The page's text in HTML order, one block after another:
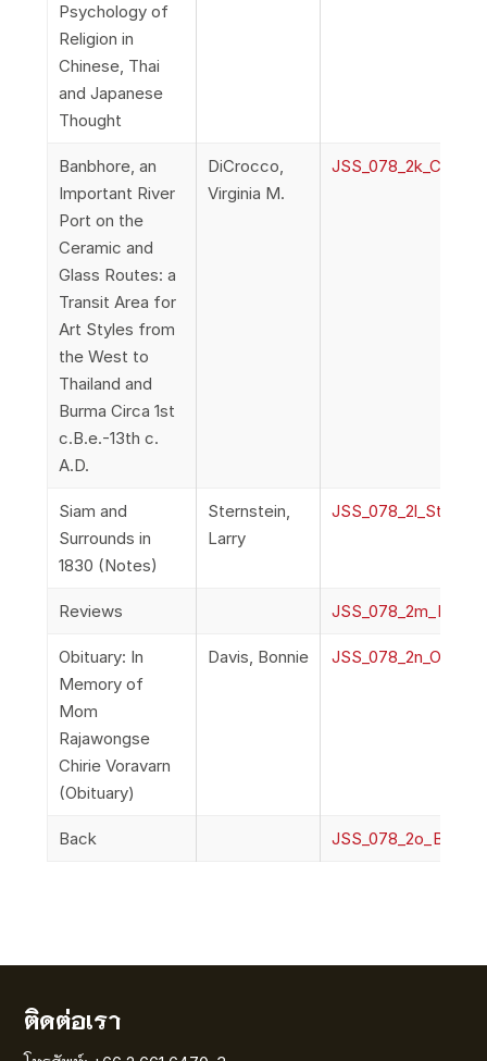
Psychology of
Religion in
Chinese, Thai
and Japanese
Thought
Banbhore, an
Important River
Port on the
Ceramic and
Glass Routes: a
Transit Area for
Art Styles from
the West to
Thailand and
Burma Circa 1st
c.B.e.-13th c.
A.D.
DiCrocco,
Virginia M.
Siam and
Surrounds in
1830 (Notes)
Sternstein,
Larry
Reviews
Obituary: In
Memory of
Mom
Rajawongse
Chirie Voravarn
(Obituary)
Davis, Bonnie
Back JSS_078_2o_Back
ติดต่อเรา